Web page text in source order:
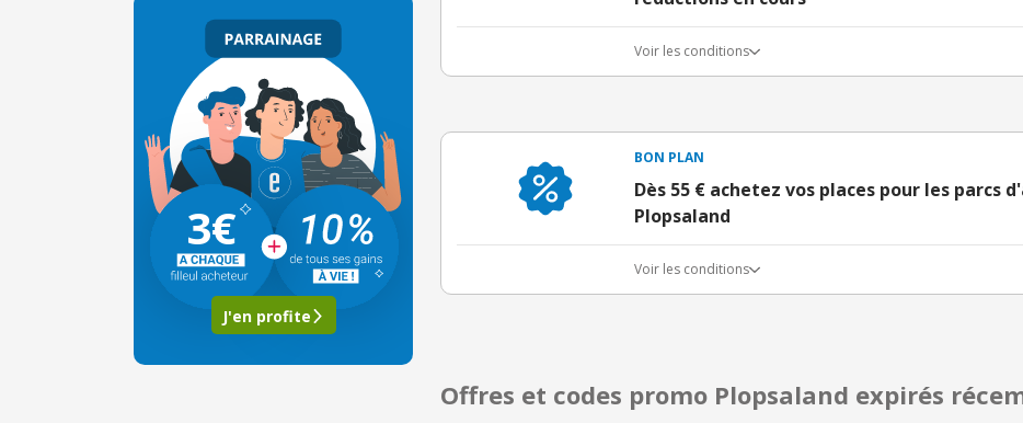
3€
J'en profite
Voir les conditions
BON PLAN
Dès 55 € achetez vos places pour les parcs
Plopsaland
Voir les conditions
Offres et codes promo Plopsaland expirés